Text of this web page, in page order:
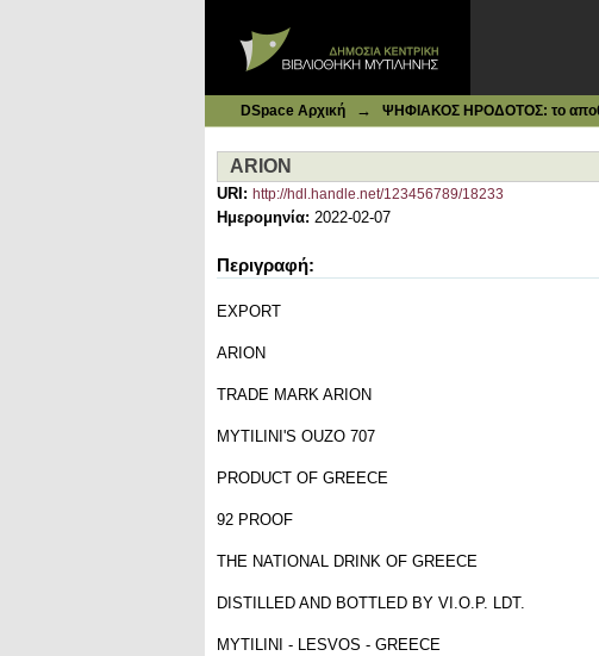
DSpace Αρχική → ΨΗΦΙΑΚΟΣ ΗΡΟΔΟΤΟΣ: το
ARION
URI: http://hdl.handle.net/123456789/18233
Ημερομηνία: 2022-02-07
Περιγραφή:
EXPORT
ARION
TRADE MARK ARION
MYTILINI'S OUZO 707
PRODUCT OF GREECE
92 PROOF
THE NATIONAL DRINK OF GREECE
DISTILLED AND BOTTLED BY VI.O.P. LDT.
MYTILINI - LESVOS - GREECE